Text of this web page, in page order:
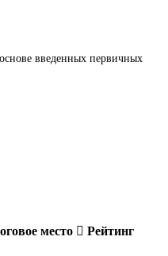
введенных первичных
место
Рейтинг